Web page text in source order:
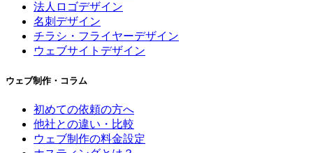
法人ロゴデザイン
名刺デザイン
チラシ・フライヤーデザイン
ウェブサイトデザイン
ウェブ制作・コラム
初めての依頼の方へ
他社との違い・比較
ウェブ制作の料金設定